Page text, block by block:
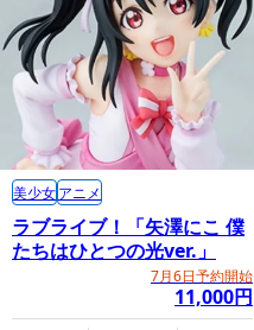
ラブライブ！「矢澤にこ 僕
たちはひとつの光ver.」
7月6日予約開始
11,000円
美少女アニメ